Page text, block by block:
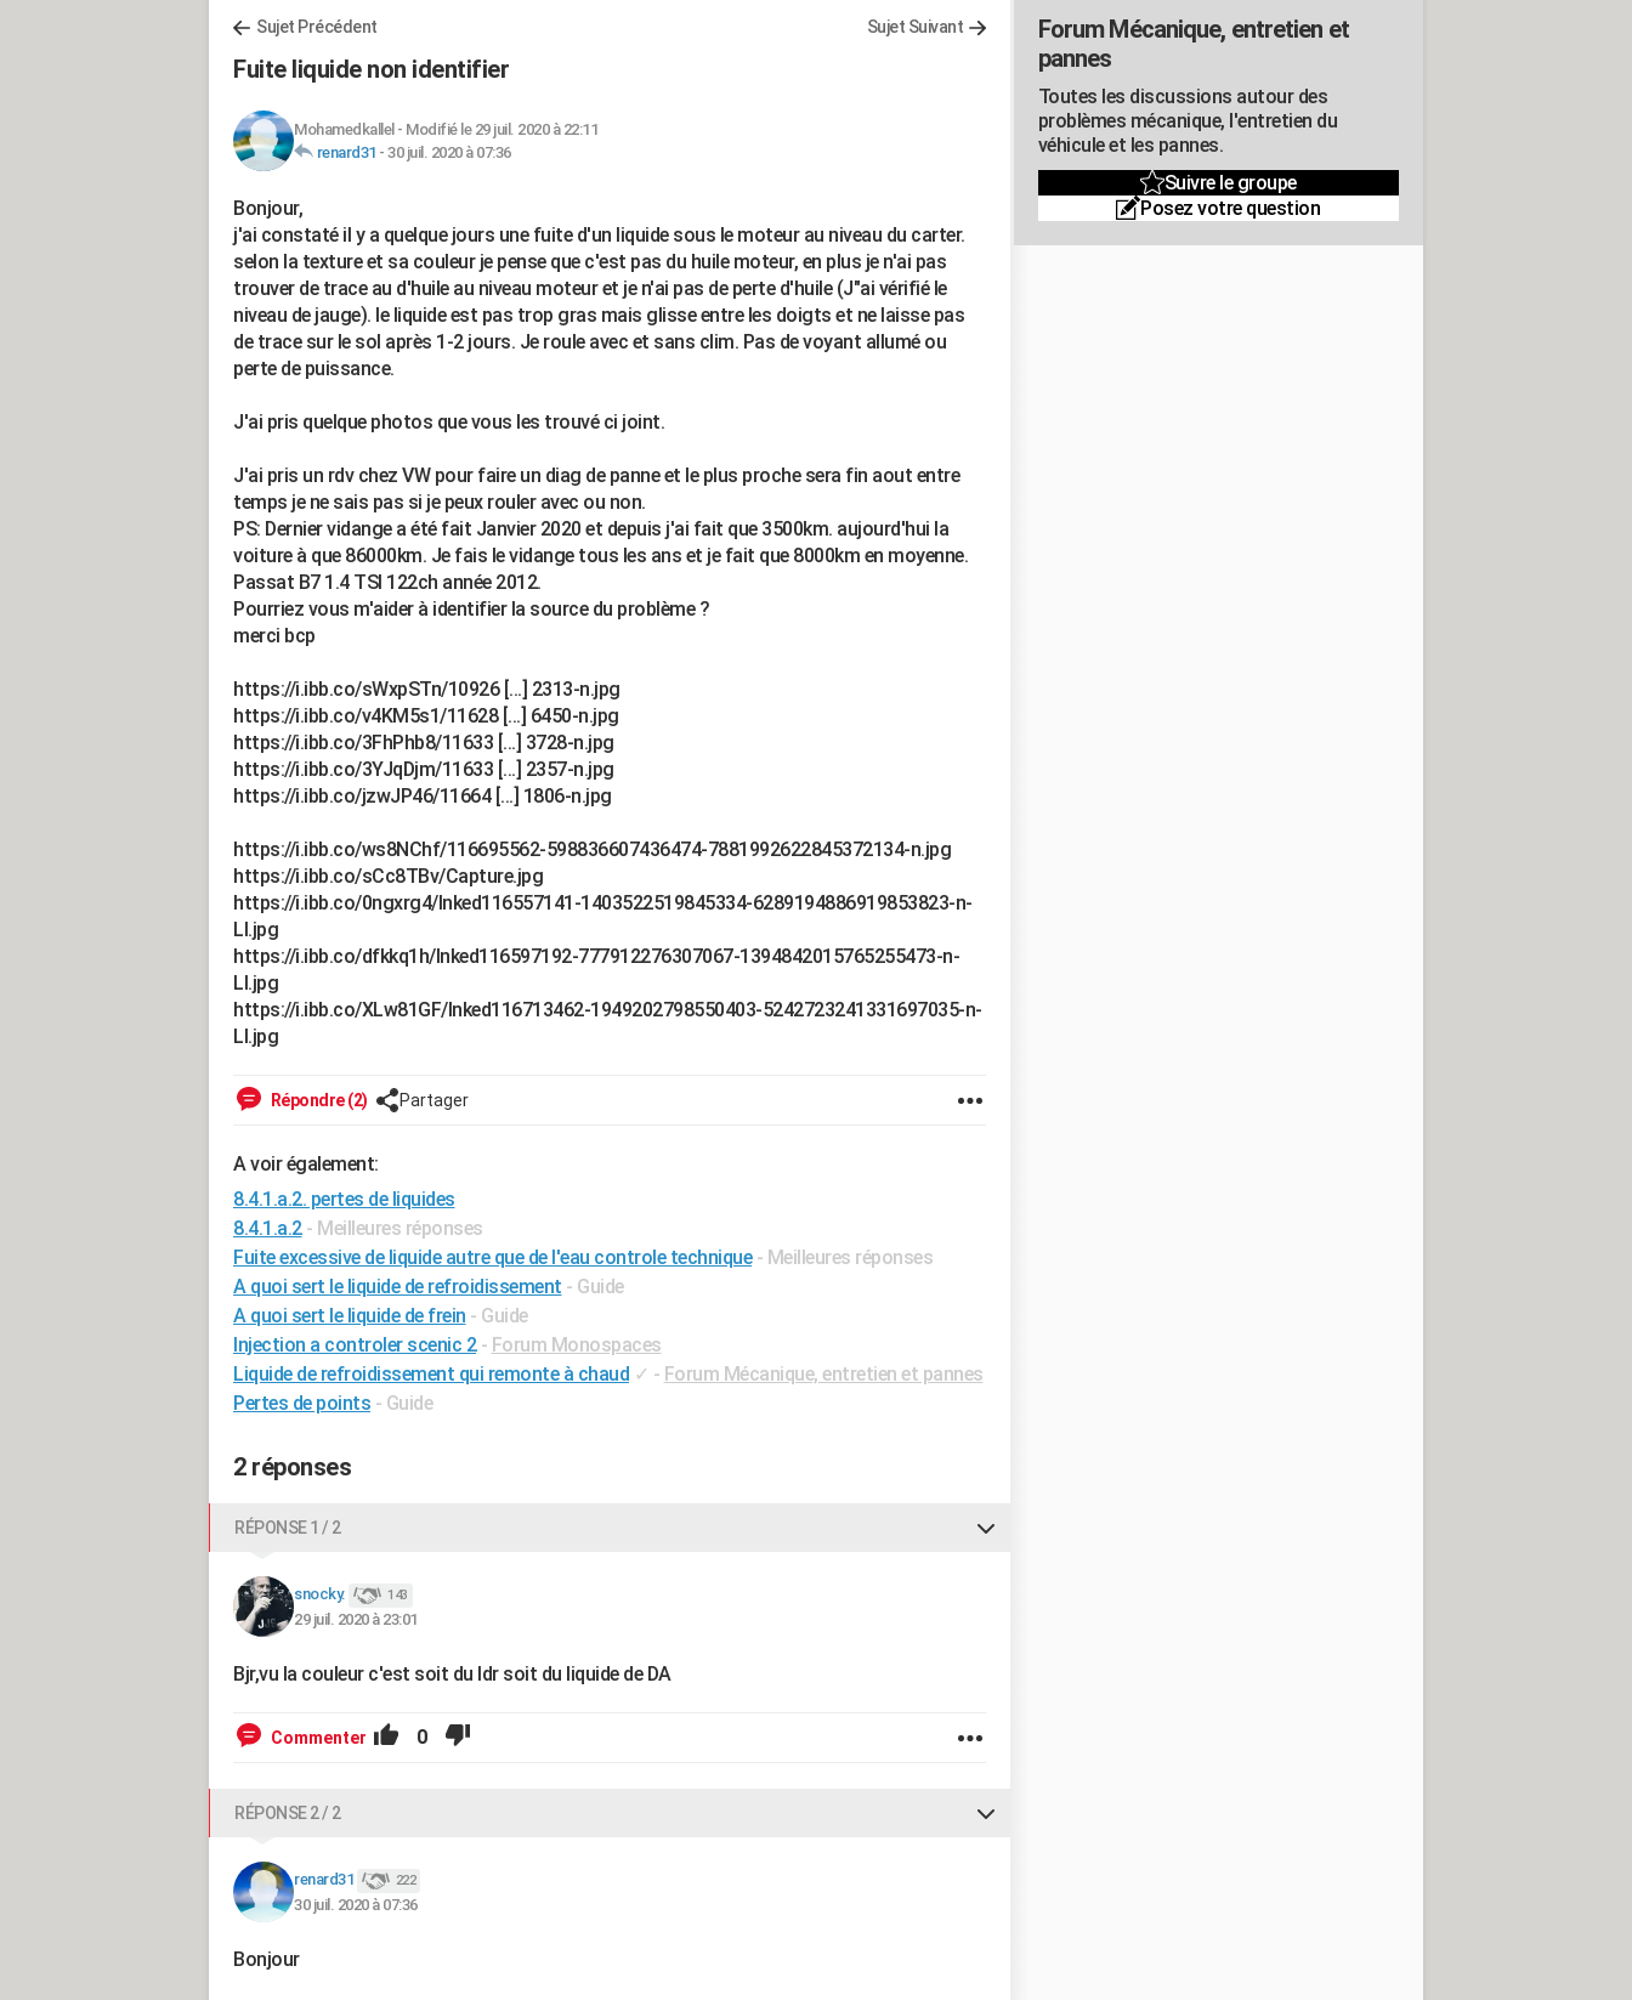
Sujet Précédent Sujet Suivant
Fuite liquide non identifier
Mohamedkallel - Modifié le 29 juil. 2020 à 22:11
renard31 - 30 juil. 2020 à 07:36
Bonjour,
j'ai constaté il y a quelque jours une fuite d'un liquide sous le moteur au niveau du carter.
selon la texture et sa couleur je pense que c'est pas du huile moteur, en plus je n'ai pas
trouver de trace au d'huile au niveau moteur et je n'ai pas de perte d'huile (J"ai vérifié le
niveau de jauge). le liquide est pas trop gras mais glisse entre les doigts et ne laisse pas
de trace sur le sol après 1-2 jours. Je roule avec et sans clim. Pas de voyant allumé ou
perte de puissance.
J'ai pris quelque photos que vous les trouvé ci joint.
J'ai pris un rdv chez VW pour faire un diag de panne et le plus proche sera fin aout entre
temps je ne sais pas si je peux rouler avec ou non.
PS: Dernier vidange a été fait Janvier 2020 et depuis j'ai fait que 3500km. aujourd'hui la
voiture à que 86000km. Je fais le vidange tous les ans et je fait que 8000km en moyenne.
Passat B7 1.4 TSI 122ch année 2012.
Pourriez vous m'aider à identifier la source du problème ?
merci bcp
https://i.ibb.co/sWxpSTn/10926 [...] 2313-n.jpg
https://i.ibb.co/v4KM5s1/11628 [...] 6450-n.jpg
https://i.ibb.co/3FhPhb8/11633 [...] 3728-n.jpg
https://i.ibb.co/3YJqDjm/11633 [...] 2357-n.jpg
https://i.ibb.co/jzwJP46/11664 [...] 1806-n.jpg
https://i.ibb.co/ws8NChf/116695562-598836607436474-7881992622845372134-n.jpg
https://i.ibb.co/sCc8TBv/Capture.jpg
https://i.ibb.co/0ngxrg4/Inked116557141-1403522519845334-6289194886919853823-n-
LI.jpg
https://i.ibb.co/dfkkq1h/Inked116597192-777912276307067-1394842015765255473-n-
LI.jpg
https://i.ibb.co/XLw81GF/Inked116713462-1949202798550403-5242723241331697035-n-
LI.jpg
Répondre (2) Partager
A voir également:
8.4.1.a.2. pertes de liquides
8.4.1.a.2 - Meilleures réponses
Fuite excessive de liquide autre que de l'eau controle technique - Meilleures réponses
A quoi sert le liquide de refroidissement - Guide
A quoi sert le liquide de frein - Guide
Injection a controler scenic 2 - Forum Monospaces
Liquide de refroidissement qui remonte à chaud ✓ - Forum Mécanique, entretien et pannes
Pertes de points - Guide
2 réponses
RÉPONSE 1 / 2
snocky. 143
29 juil. 2020 à 23:01
Bjr,vu la couleur c'est soit du ldr soit du liquide de DA
Commenter 0
RÉPONSE 2 / 2
renard31 222
30 juil. 2020 à 07:36
Bonjour
Forum Mécanique, entretien et
pannes
Toutes les discussions autour des
problèmes mécanique, l'entretien du
véhicule et les pannes.
Suivre le groupe
Posez votre question